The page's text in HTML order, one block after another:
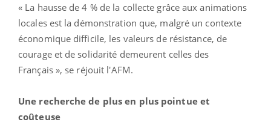
« La hausse de 4 % de la collecte grâce aux animations
locales est la démonstration que, malgré un contexte
économique difficile, les valeurs de résistance, de
courage et de solidarité demeurent celles des
Français », se réjouit l'AFM.
Une recherche de plus en plus pointue et
coûteuse